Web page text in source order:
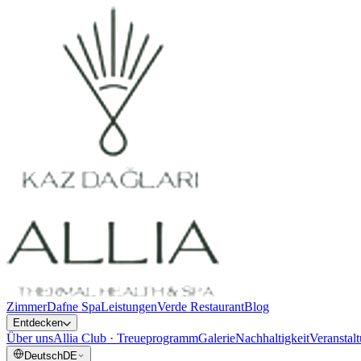
ZimmerDafne SpaLeistungenVerde RestaurantBlog
Entdecken
Über unsAllia Club · TreueprogrammGalerieNachhaltigkeit
DeutschDE